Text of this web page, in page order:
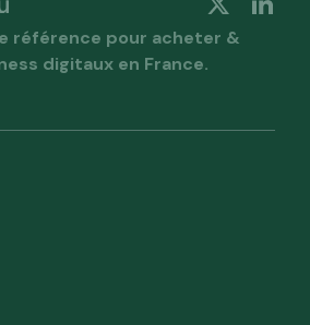
référence pour acheter &
digitaux en France.